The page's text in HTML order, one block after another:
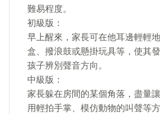
難易程度。
初級版：
早上醒來，家長可在他耳邊輕輕
盒、撥浪鼓或懸掛玩具等，使其
孩子辨別聲音方向。
中級版：
家長躲在房間的某個角落，盡量
用輕拍手掌、模仿動物的叫聲等